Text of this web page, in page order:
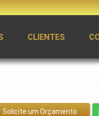
CLIENTES
Solicite um Orçamento